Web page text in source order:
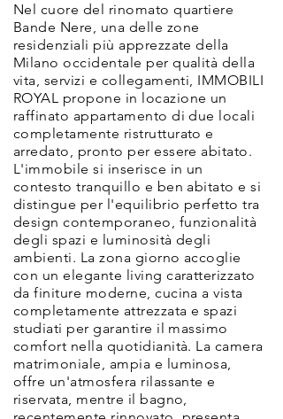
Nel cuore del rinomato quartiere
Bande Nere, una delle zone
residenziali più apprezzate della
Milano occidentale per qualità della
vita, servizi e collegamenti, IMMOBILI
ROYAL propone in locazione un
raffinato appartamento di due locali
completamente ristrutturato e
arredato, pronto per essere abitato.
L'immobile si inserisce in un
contesto tranquillo e ben abitato e si
distingue per l'equilibrio perfetto tra
design contemporaneo, funzionalità
degli spazi e luminosità degli
ambienti. La zona giorno accoglie
con un elegante living caratterizzato
da finiture moderne, cucina a vista
completamente attrezzata e spazi
studiati per garantire il massimo
comfort nella quotidianità. La camera
matrimoniale, ampia e luminosa,
offre un'atmosfera rilassante e
riservata, mentre il bagno,